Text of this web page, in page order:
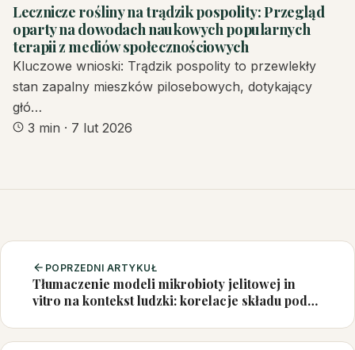
Lecznicze rośliny na trądzik pospolity: Przegląd
oparty na dowodach naukowych popularnych
terapii z mediów społecznościowych
Kluczowe wnioski: Trądzik pospolity to przewlekły
stan zapalny mieszków pilosebowych, dotykający
głó…
3 min · 7 lut 2026
POPRZEDNI ARTYKUŁ
Tłumaczenie modeli mikrobioty jelitowej in
vitro na kontekst ludzki: korelacje składu pod